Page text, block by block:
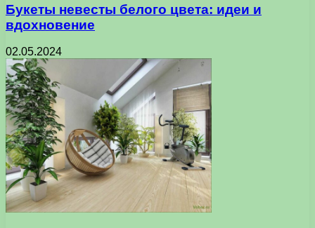
Букеты невесты белого цвета: идеи и
вдохновение
02.05.2024